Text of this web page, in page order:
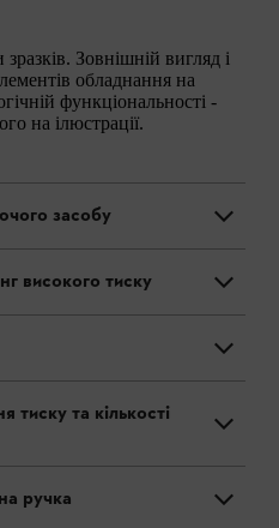
Зовнішній вигляд і
обладнання на
функціональності -
на ілюстрації.
засобу
високого тиску
та кількості
ручка